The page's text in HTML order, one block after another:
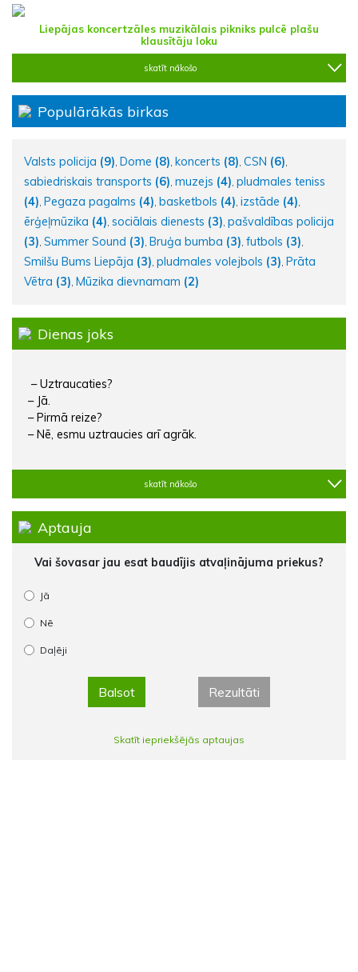
Liepājas koncertzāles muzikālais pikniks pulcē plašu
klausītāju loku
skatīt nākošo
Populārākās birkas
Valsts policija (9), Dome (8), koncerts (8), CSN (6),
sabiedriskais transports (6), muzejs (4), pludmales teniss
(4), Pegaza pagalms (4), basketbols (4), izstāde (4),
ērģeļmūzika (4), sociālais dienests (3), pašvaldības policija
(3), Summer Sound (3), Bruģa bumba (3), futbols (3),
Smilšu Bums Liepāja (3), pludmales volejbols (3), Prāta
Vētra (3), Mūzika dievnamam (2)
Dienas joks
– Uztraucaties?
– Jā.
– Pirmā reize?
– Nē, esmu uztraucies arī agrāk.
skatīt nākošo
Aptauja
Vai šovasar jau esat baudījis atvaļinājuma priekus?
Jā
Nē
Daļēji
Balsot Rezultāti
Skatīt iepriekšējās aptaujas